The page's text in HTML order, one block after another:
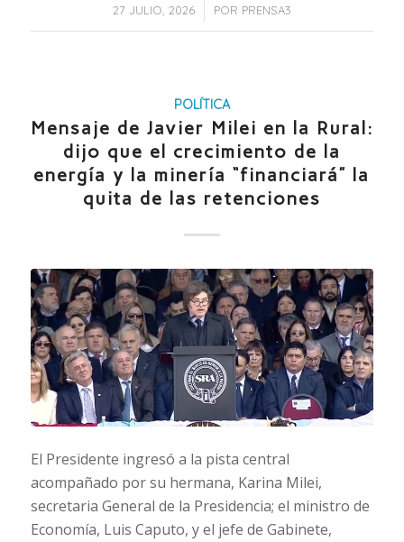
27 JULIO, 2026
/ POR PRENSA3
POLÍTICA
Mensaje de Javier Milei en la Rural:
dijo que el crecimiento de la
energía y la minería “financiará” la
quita de las retenciones
El Presidente ingresó a la pista central
acompañado por su hermana, Karina Milei,
secretaria General de la Presidencia; el ministro de
Economía, Luis Caputo, y el jefe de Gabinete,